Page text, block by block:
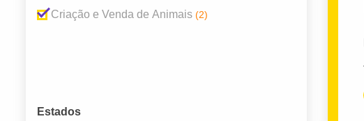
Criação e Venda de Animais (2)
Estados